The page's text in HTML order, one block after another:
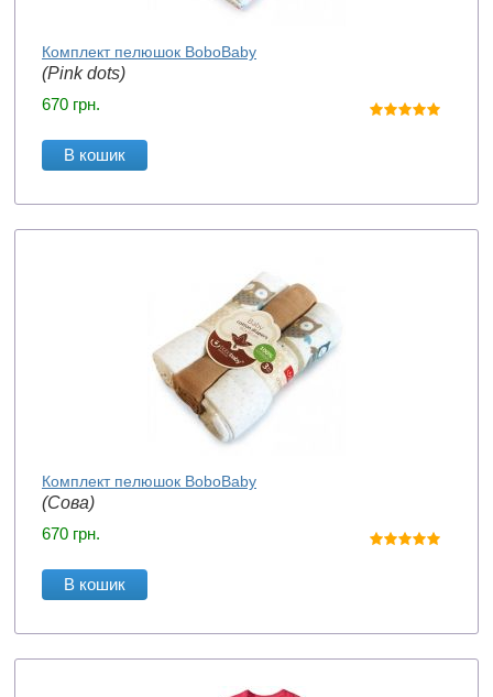
Комплект пелюшок BoboBaby
(Pink dots)
670 грн.
В кошик
Комплект пелюшок BoboBaby
(Сова)
670 грн.
В кошик